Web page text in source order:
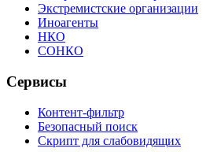
Экстремистские организации
Иноагенты
НКО
СОНКО
Сервисы
Контент-фильтр
Безопасный поиск
Скрипт для слабовидящих